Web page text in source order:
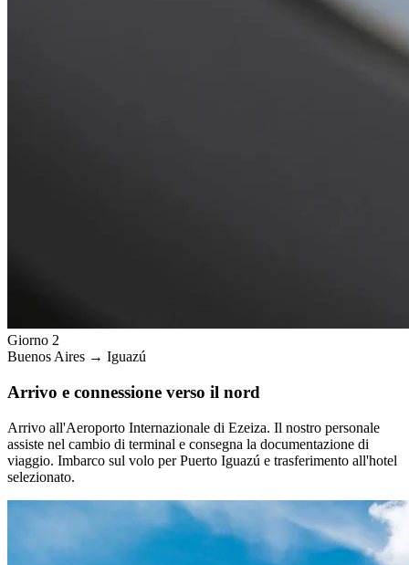
Giorno 2
Buenos Aires → Iguazú
Arrivo e connessione verso il nord
Arrivo all'Aeroporto Internazionale di Ezeiza. Il nostro personale
assiste nel cambio di terminal e consegna la documentazione di
viaggio. Imbarco sul volo per Puerto Iguazú e trasferimento all'hotel
selezionato.